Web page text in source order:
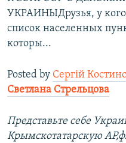
УКРАИНЫДрузья, у кого
список населенных
которы...
Posted by Сергій
Светлана Стрельцова
Представьте себе
Крымскотатарскую